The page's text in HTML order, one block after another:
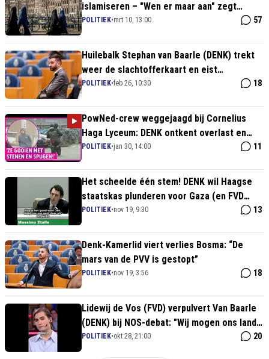
islamiseren – "Wen er maar aan" zegt
Kamerlid Ergin
POLITIEK•mrt 10, 13:00 57
Huilebalk Stephan van Baarle (DENK) trekt
weer de slachtofferkaart en eist
belastinggeld
POLITIEK•feb 26, 10:30 18
PowNed-crew weggejaagd bij Cornelius
Haga Lyceum: DENK ontkent overlast en
intimidatie – 'Er is niks aan de hand' terwijl
POLITIEK•jan 30, 14:00 11
Het scheelde één stem! DENK wil Haagse
staatskas plunderen voor Gaza (en FVD
grijpt keihard in)
POLITIEK•nov 19, 9:30 13
Denk-Kamerlid viert verlies Bosma: “De
mars van de PVV is gestopt”
POLITIEK•nov 19, 3:56 18
Lidewij de Vos (FVD) verpulvert Van Baarle
(DENK) bij NOS-debat: "Wij mogen ons land
beschermen!"
POLITIEK•okt 28, 21:00 20